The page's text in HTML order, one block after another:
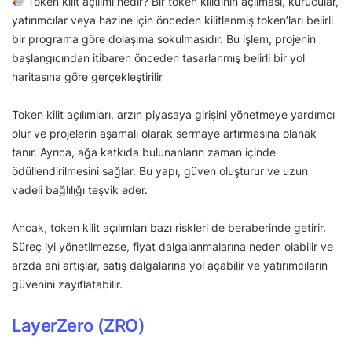
yatırımcılar veya hazine için önceden kilitlenmiş token’ları belirli
bir programa göre dolaşıma sokulmasıdır. Bu işlem, projenin
başlangıcından itibaren önceden tasarlanmış belirli bir yol
haritasına göre gerçekleştirilir
Token kilit açılımları, arzın piyasaya girişini yönetmeye yardımcı
olur ve projelerin aşamalı olarak sermaye artırmasına olanak
tanır. Ayrıca, ağa katkıda bulunanların zaman içinde
ödüllendirilmesini sağlar. Bu yapı, güven oluşturur ve uzun
vadeli bağlılığı teşvik eder.
Ancak, token kilit açılımları bazı riskleri de beraberinde getirir.
Süreç iyi yönetilmezse, fiyat dalgalanmalarına neden olabilir ve
arzda ani artışlar, satış dalgalarına yol açabilir ve yatırımcıların
güvenini zayıflatabilir.
LayerZero (ZRO)